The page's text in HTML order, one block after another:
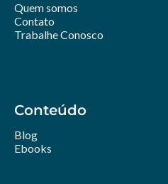
Quem somos
Contato
Trabalhe Conosco
Conteúdo
Blog
Ebooks